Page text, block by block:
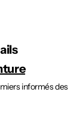
informés des